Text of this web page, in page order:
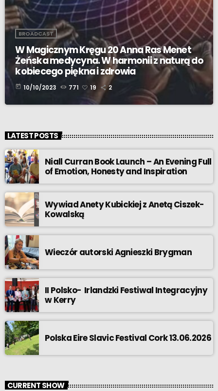
BROADCAST
W Magicznym Kręgu 20 Anna Ras Menet
Żeńska medycyna. W harmonii z naturą do
kobiecego piękna i zdrowia
today 10/10/2023 771 19 2
LATEST POSTS
Niall Curran Book Launch – An Evening Full
of Emotion, Honesty and Inspiration
Wywiad Anety Kubickiej z Anetą Ciszek-
Kowalską
Wieczór autorski Agnieszki Brygman
II Polsko- Irlandzki Festiwal Integracyjny
w Kerry
Polska Eire Slavic Festival Cork 13.06.2026
CURRENT SHOW